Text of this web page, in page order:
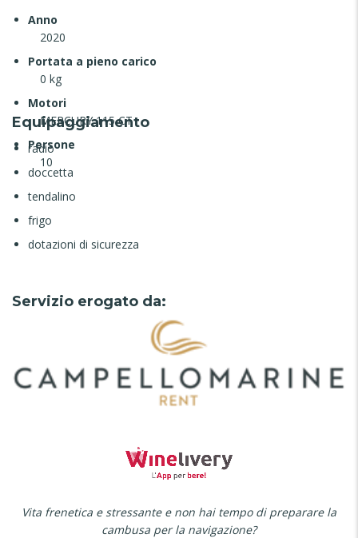
Anno
2020
Portata a pieno carico
0 kg
Motori
MERCURY 115 CT
Persone
10
Equipaggiamento
radio
doccetta
tendalino
frigo
dotazioni di sicurezza
Servizio erogato da:
Vita frenetica e stressante e non hai tempo di preparare la
cambusa per la navigazione?